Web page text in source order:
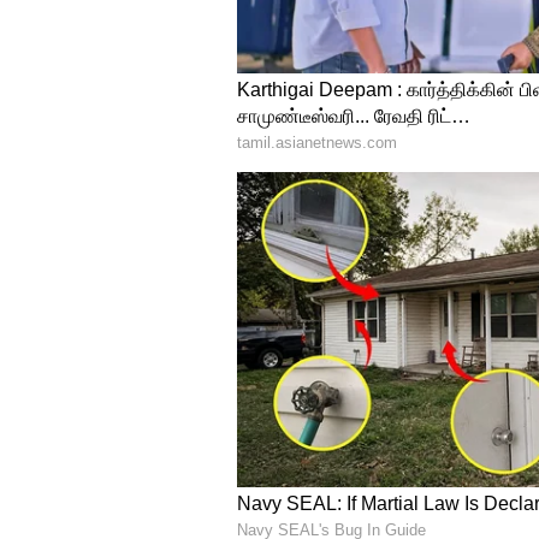
வெள்ளி விலை 80 காசுகள்
செய்யப்படுகிறது. மேலும்
வணிகம்(Business Ideas in
இந்திய பொருளாதாரம் ,
உள்ளிட்ட பல்வேறு